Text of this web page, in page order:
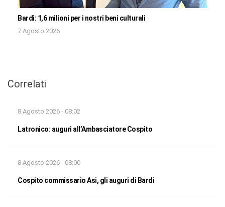
Bardi: 1,6 milioni per i nostri beni culturali
7 Agosto 2026
Correlati
8 Agosto 2026 - 08:02
Latronico: auguri all’Ambasciatore Cospito
8 Agosto 2026 - 08:00
Cospito commissario Asi, gli auguri di Bardi